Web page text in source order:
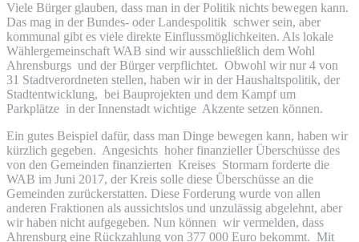
Viele Bürger glauben, dass man in der Politik nichts bewegen kann.
Das mag in der Bundes- oder Landespolitik schwer sein, aber
kommunal gibt es viele direkte Einflussmöglichkeiten. Als lokale
Wählergemeinschaft WAB sind wir ausschließlich dem Wohl
Ahrensburgs und der Bürger verpflichtet. Obwohl wir nur 4 von
31 Stadtverordneten stellen, haben wir in der Haushaltspolitik, der
Stadtentwicklung, bei Bauprojekten und dem Kampf um
Parkplätze in der Innenstadt wichtige Akzente setzen können.
Ein gutes Beispiel dafür, dass man Dinge bewegen kann, haben wir
kürzlich gegeben. Angesichts hoher finanzieller Überschüsse des
von den Gemeinden finanzierten Kreises Stormarn forderte die
WAB im Juni 2017, der Kreis solle diese Überschüsse an die
Gemeinden zurückerstatten. Diese Forderung wurde von allen
anderen Fraktionen als aussichtslos und unzulässig abgelehnt, aber
wir haben nicht aufgegeben. Nun können wir vermelden, dass
Ahrensburg eine Rückzahlung von 377 000 Euro bekommt. Mit